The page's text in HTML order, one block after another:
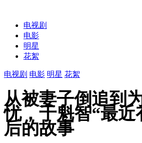
电视剧
电影
明星
花絮
电视剧 电影 明星 花絮
从被妻子倒追到
忧，于魁智“最近
后的故事